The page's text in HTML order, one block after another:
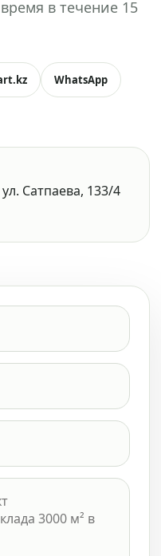
в течение 15
WhatsApp
Сатпаева, 133/4